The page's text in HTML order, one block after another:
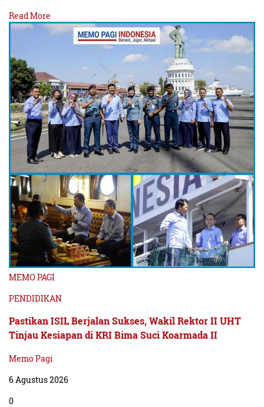
Read More
MEMO PAGI
PENDIDIKAN
Pastikan ISIL Berjalan Sukses, Wakil Rektor II UHT
Tinjau Kesiapan di KRI Bima Suci Koarmada II
Memo Pagi
6 Agustus 2026
0